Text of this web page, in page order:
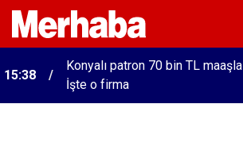
15:38
Konyalı patron 70 bin TL
İşte o firma